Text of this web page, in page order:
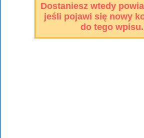
Dostaniesz wtedy
jeśli pojawi się nowy
do tego wpisu.